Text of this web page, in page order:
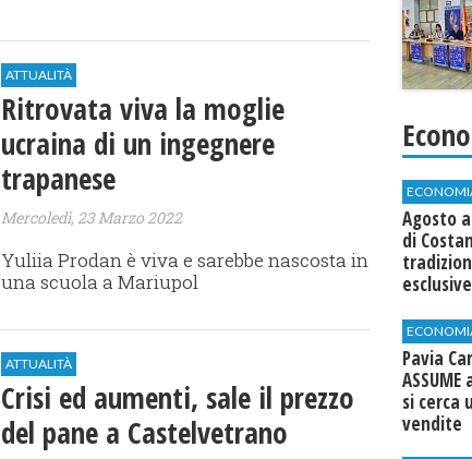
ATTUALITÀ
Ritrovata viva la moglie
ucraina di un ingegnere
trapanese
Mercoledì, 23 Marzo 2022
Yuliia Prodan è viva e sarebbe nascosta in
una scuola a Mariupol
ATTUALITÀ
Crisi ed aumenti, sale il prezzo
del pane a Castelvetrano
Agosto
di
Pavia
si cerca
vendite